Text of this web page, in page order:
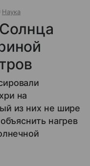
Наука
на
из них не шире
нагрев